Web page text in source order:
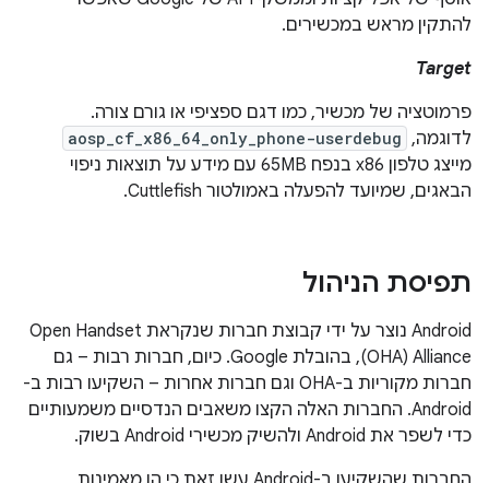
להתקין מראש במכשירים.
Target
פרמוטציה של מכשיר, כמו דגם ספציפי או גורם צורה.
לדוגמה, aosp_cf_x86_64_only_phone-userdebug
מייצג טלפון x86 בנפח 65MB עם מידע על תוצאות ניפוי
הבאגים, שמיועד להפעלה באמולטור Cuttlefish.
תפיסת הניהול
‫Android נוצר על ידי קבוצת חברות שנקראת Open Handset
Alliance‏ (OHA), בהובלת Google. כיום, חברות רבות – גם
חברות מקוריות ב-OHA וגם חברות אחרות – השקיעו רבות ב-
Android. החברות האלה הקצו משאבים הנדסיים משמעותיים
כדי לשפר את Android ולהשיק מכשירי Android בשוק.